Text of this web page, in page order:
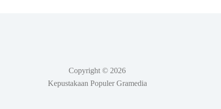
Copyright © 2026
Kepustakaan Populer Gramedia